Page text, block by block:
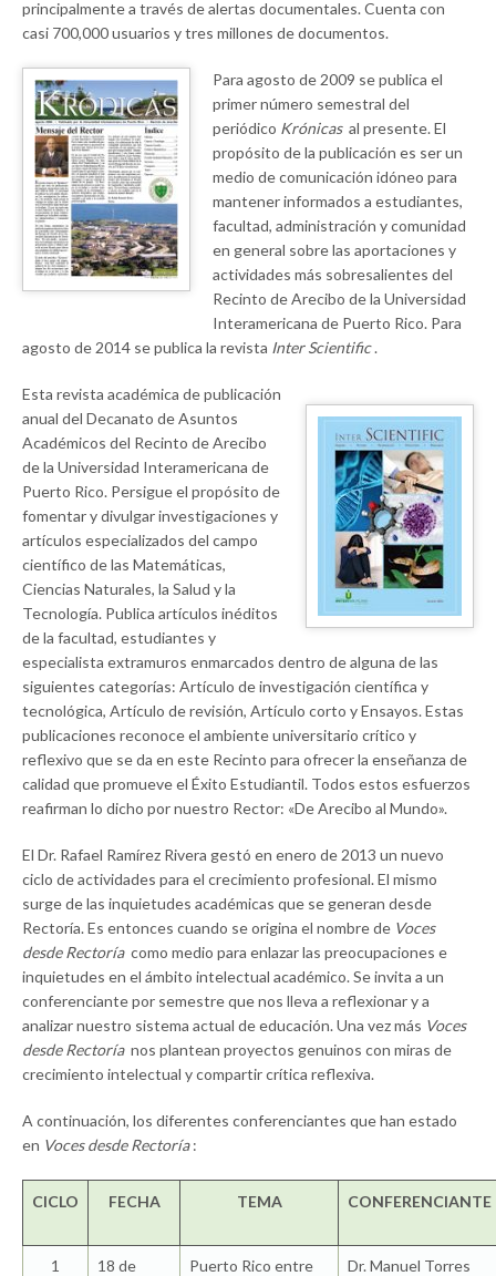
principalmente a través de alertas documentales. Cuenta con
casi 700,000 usuarios y tres millones de documentos.
Para agosto de 2009 se publica el
primer número semestral del
periódico Krónicas al presente. El
propósito de la publicación es ser un
medio de comunicación idóneo para
mantener informados a estudiantes,
facultad, administración y comunidad
en general sobre las aportaciones y
actividades más sobresalientes del
Recinto de Arecibo de la Universidad
Interamericana de Puerto Rico. Para
agosto de 2014 se publica la revista Inter Scientific.
Esta revista académica de publicación
anual del Decanato de Asuntos
Académicos del Recinto de Arecibo
de la Universidad Interamericana de
Puerto Rico. Persigue el propósito de
fomentar y divulgar investigaciones y
artículos especializados del campo
científico de las Matemáticas,
Ciencias Naturales, la Salud y la
Tecnología. Publica artículos inéditos
de la facultad, estudiantes y
especialista extramuros enmarcados dentro de alguna de las
siguientes categorías: Artículo de investigación científica y
tecnológica, Artículo de revisión, Artículo corto y Ensayos. Estas
publicaciones reconoce el ambiente universitario crítico y
reflexivo que se da en este Recinto para ofrecer la enseñanza de
calidad que promueve el Éxito Estudiantil. Todos estos esfuerzos
reafirman lo dicho por nuestro Rector: «De Arecibo al Mundo».
El Dr. Rafael Ramírez Rivera gestó en enero de 2013 un nuevo
ciclo de actividades para el crecimiento profesional. El mismo
surge de las inquietudes académicas que se generan desde
Rectoría. Es entonces cuando se origina el nombre de Voces
desde Rectoría como medio para enlazar las preocupaciones e
inquietudes en el ámbito intelectual académico. Se invita a un
conferenciante por semestre que nos lleva a reflexionar y a
analizar nuestro sistema actual de educación. Una vez más Voces
desde Rectoría nos plantean proyectos genuinos con miras de
crecimiento intelectual y compartir crítica reflexiva.
A continuación, los diferentes conferenciantes que han estado
en Voces desde Rectoría :
CICLO FECHA TEMA CONFERENCIANTE
1
18 de
Puerto Rico entre
Dr. Manuel Torres